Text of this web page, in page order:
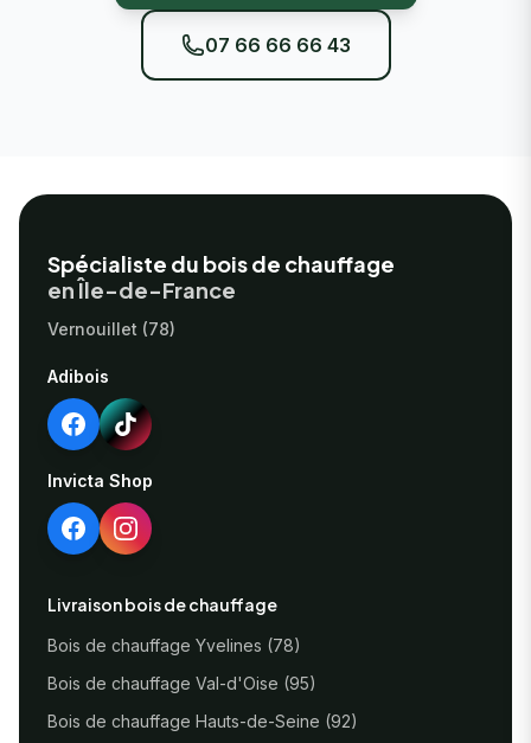
07 66 66 66 43
Footer
Spécialiste du bois de chauffage
en Île-de-France
Vernouillet (78)
Adibois
Invicta Shop
Livraison bois de chauffage
Bois de chauffage Yvelines (78)
Bois de chauffage Val-d'Oise (95)
Bois de chauffage Hauts-de-Seine (92)